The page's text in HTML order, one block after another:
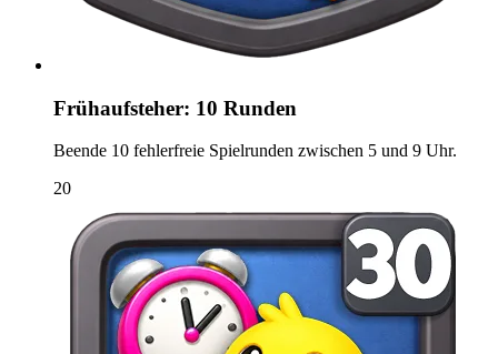
Frühaufsteher: 10 Runden
Beende 10 fehlerfreie Spielrunden zwischen 5 und 9 Uhr.
20